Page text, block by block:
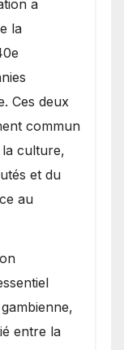
a
la
Ces deux
commun
culture,
et du
au
entre la